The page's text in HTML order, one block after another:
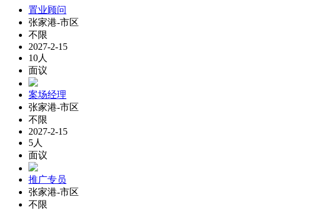
置业顾问
张家港-市区
不限
2027-2-15
10人
面议
案场经理
张家港-市区
不限
2027-2-15
5人
面议
推广专员
张家港-市区
不限